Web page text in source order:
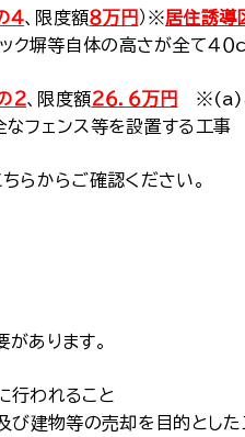
４、限度額８万円 ）※居住誘導
ク塀等自体の高さが全て４
２、限度額２６．６万円 ※(a)
フェンス等を設置する工事
らからご確認ください。
あります。
行われること
び建物等の売却を目的とし